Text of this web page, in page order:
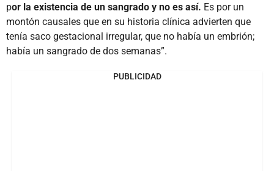
por la existencia de un sangrado y no es así. Es por un
montón causales que en su historia clínica advierten que
tenía saco gestacional irregular, que no había un embrión;
había un sangrado de dos semanas”.
PUBLICIDAD